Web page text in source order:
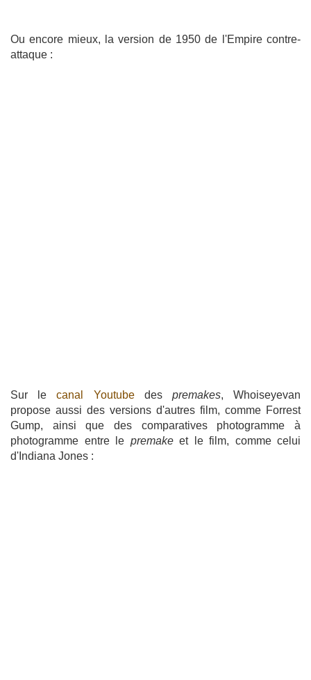
Ou encore mieux, la version de 1950 de l'Empire contre-
attaque :
Sur lecanal Youtubedes premakes, Whoiseyevan
propose aussi des versions d'autres film, comme Forrest
Gump, ainsi que des comparatives photogramme à
photogramme entre le premakeet le film, comme celui
d'Indiana Jones :